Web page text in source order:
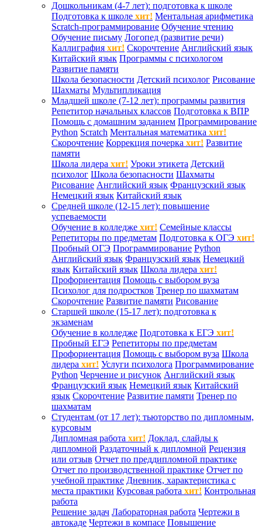
Дошкольникам (4-7 лет): подготовка к школе
Подготовка к школе хит! Ментальная арифметика
Scratch-программирование Обучение чтению
Обучение письму Логопед (развитие речи)
Каллиграфия хит! Скорочтение Английский язык
Китайский язык Программы с психологом
Развитие памяти
Школа безопасности Детский психолог Рисование
Шахматы Мультипликация
Младшей школе (7-12 лет): программы развития
Репетитор начальных классов Подготовка к ВПР
Помощь с домашним заданием Программирование
Python Scratch Ментальная математика хит!
Скорочтение Коррекция почерка хит! Развитие
памяти
Школа лидера хит! Уроки этикета Детский
психолог Школа безопасности Шахматы
Рисование Английский язык Французский язык
Немецкий язык Китайский язык
Средней школе (12-15 лет): повышение
успеваемости
Обучение в колледже хит! Семейные классы
Репетиторы по предметам Подготовка к ОГЭ хит!
Пробный ОГЭ Программирование Python
Английский язык Французский язык Немецкий
язык Китайский язык Школа лидера хит!
Профориентация Помощь с выбором вуза
Психолог для подростков Тренер по шахматам
Скорочтение Развитие памяти Рисование
Старшей школе (15-17 лет): подготовка к
экзаменам
Обучение в колледже Подготовка к ЕГЭ хит!
Пробный ЕГЭ Репетиторы по предметам
Профориентация Помощь с выбором вуза Школа
лидера хит! Услуги психолога Программирование
Python Черчение и рисунок Английский язык
Французский язык Немецкий язык Китайский
язык Скорочтение Развитие памяти Тренер по
шахматам
Студентам (от 17 лет): тьюторство по дипломным,
курсовым
Дипломная работа хит! Доклад, слайды к
дипломной Раздаточный к дипломной Рецензия
или отзыв Отчет по преддипломной практике
Отчет по производственной практике Отчет по
учебной практике Дневник, характеристика с
места практики Курсовая работа хит! Контрольная
работа
Решение задач Лабораторная работа Чертежи в
автокаде Чертежи в компасе Повышение